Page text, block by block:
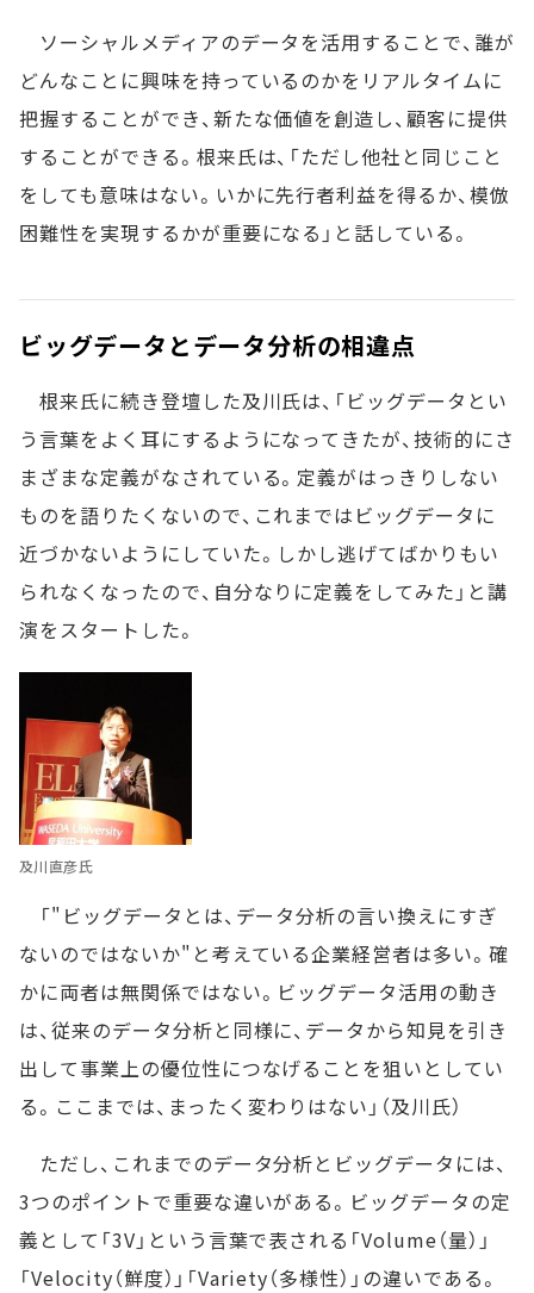
ソーシャルメディアのデータを活用することで、誰が
どんなことに興味を持っているのかをリアルタイムに
把握することができ、新たな価値を創造し、顧客に提供
することができる。根来氏は、「ただし他社と同じこと
をしても意味はない。いかに先行者利益を得るか、模倣
困難性を実現するかが重要になる」と話している。
ビッグデータとデータ分析の相違点
根来氏に続き登壇した及川氏は、「ビッグデータとい
う言葉をよく耳にするようになってきたが、技術的にさ
まざまな定義がなされている。定義がはっきりしない
ものを語りたくないので、これまではビッグデータに
近づかないようにしていた。しかし逃げてばかりもい
られなくなったので、自分なりに定義をしてみた」と講
演をスタートした。
及川直彦氏
「"ビッグデータとは、データ分析の言い換えにすぎ
ないのではないか"と考えている企業経営者は多い。確
かに両者は無関係ではない。ビッグデータ活用の動き
は、従来のデータ分析と同様に、データから知見を引き
出して事業上の優位性につなげることを狙いとしてい
る。ここまでは、まったく変わりはない」（及川氏）
ただし、これまでのデータ分析とビッグデータには、
3つのポイントで重要な違いがある。ビッグデータの定
義として「3V」という言葉で表される「Volume（量）」
「Velocity（鮮度）」「Variety（多様性）」の違いである。